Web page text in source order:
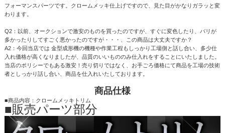
フォーマンスパーツです。クロームメッキ仕上げですので、見た目がかなりガラッと変
わります。
Q2：以前、オークションで激安のものを買ったのですが、すぐに変色したり、バリが
多かったりしてすごく悪かったのですが・・・、この商品は大丈夫ですか？
A2：今回当店では 金型成形機の機種や作業工程もしっかり工場側と話し合い、多少仕
入れ価格が高くなりましたが、品質のいいもののみ仕入れをすることにいたしました。
当店のポリシーでもある激安！売り切りではなく、お手ごろ価格にて商品を工場の技術
者としっかり話し合い、商品を仕入れいたしております。
商品仕様
■商品内容：クロームメッキトリム
■販売パーツ部分